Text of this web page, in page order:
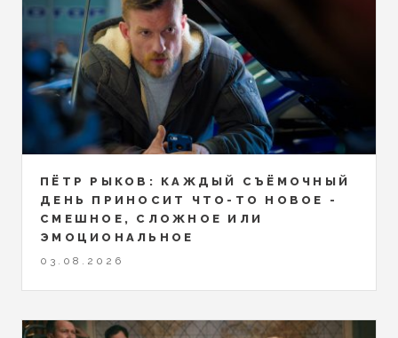
ПЁТР РЫКОВ: КАЖДЫЙ СЪЁМОЧНЫЙ
ДЕНЬ ПРИНОСИТ ЧТО-ТО НОВОЕ -
СМЕШНОЕ, СЛОЖНОЕ ИЛИ
ЭМОЦИОНАЛЬНОЕ
03.08.2026